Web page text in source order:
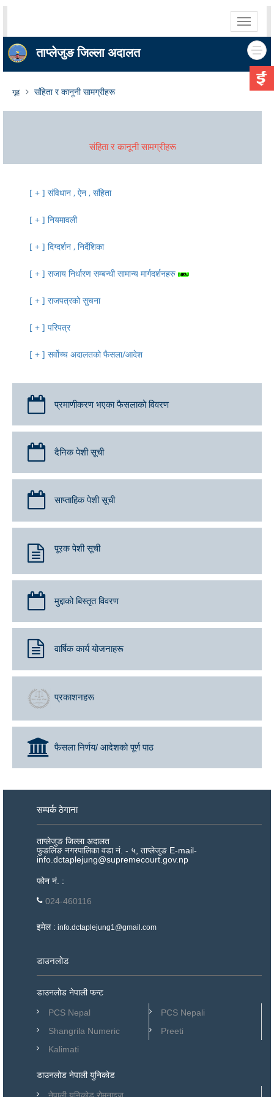
Toggle
ताप्लेजुङ जिल्ला अदालत
गृह संहिता र कानूनी सामग्रीहरू
संहिता र कानूनी सामग्रीहरू
संविधान , ऐन , संहिता
नियमावली
दिग्दर्शन , निर्देशिका
सजाय निर्धारण सम्बन्धी सामान्य मार्गदर्शनहरु
राजपत्रको सुचना
परिपत्र
सर्वोच्च अदालतको फैसला/आदेश
प्रमाणीकरण भएका फैसलाको विवरण
दैनिक पेशी सूची
साप्ताहिक पेशी सूची
पूरक पेशी सूची
मुद्दाको बिस्तृत विवरण
वार्षिक कार्य योजनाहरू
प्रकाशनहरू
फैसला निर्णय/ आदेशको पूर्ण पाठ
सम्पर्क ठेगाना
ताप्लेजुङ जिल्ला अदालत
फुङलिङ नगरपालिका वडा नं. - ५, ताप्लेजुङ E-mail-
info.dctaplejung@supremecourt.gov.np
फोन नं. :
024-460116
इमेल : info.dctaplejung1@gmail.com
डाउनलोड
डाउनलोड नेपाली फन्ट
PCS Nepal
PCS Nepali
Shangrila Numeric
Preeti
Kalimati
डाउनलोड नेपाली युनिकोड